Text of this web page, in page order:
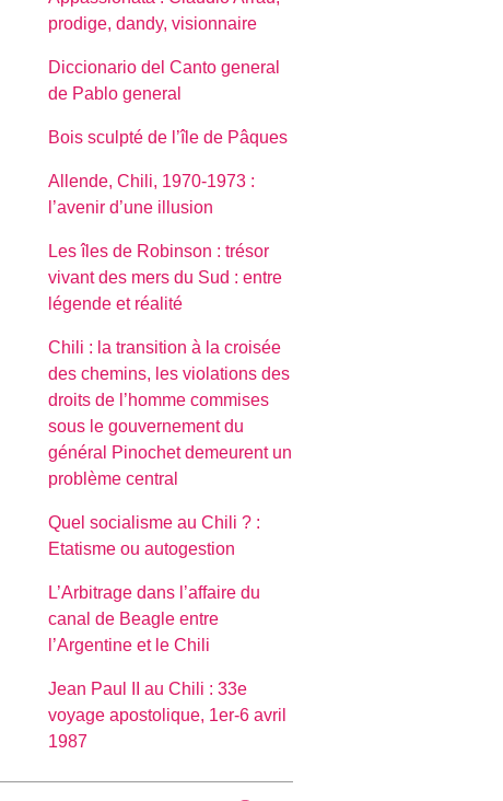
prodige, dandy, visionnaire
Diccionario del Canto general
de Pablo general
Bois sculpté de l’île de Pâques
Allende, Chili, 1970-1973 :
l’avenir d’une illusion
Les îles de Robinson : trésor
vivant des mers du Sud : entre
légende et réalité
Chili : la transition à la croisée
des chemins, les violations des
droits de l’homme commises
sous le gouvernement du
général Pinochet demeurent un
problème central
Quel socialisme au Chili ? :
Etatisme ou autogestion
L’Arbitrage dans l’affaire du
canal de Beagle entre
l’Argentine et le Chili
Jean Paul II au Chili : 33e
voyage apostolique, 1er-6 avril
1987